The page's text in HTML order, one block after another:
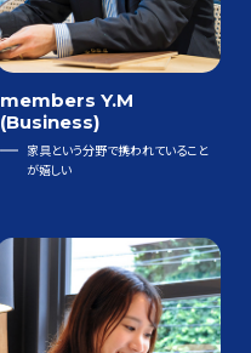
members Y.M
(Business)
家具という分野で携われていること
が嬉しい